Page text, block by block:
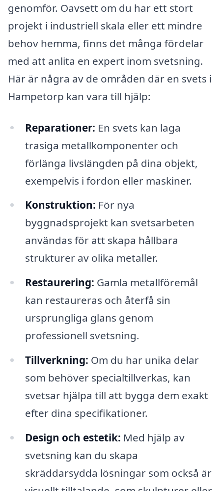
genomför. Oavsett om du har ett stort
projekt i industriell skala eller ett mindre
behov hemma, finns det många fördelar
med att anlita en expert inom svetsning.
Här är några av de områden där en svets i
Hampetorp kan vara till hjälp:
Reparationer: En svets kan laga
trasiga metallkomponenter och
förlänga livslängden på dina objekt,
exempelvis i fordon eller maskiner.
Konstruktion: För nya
byggnadsprojekt kan svetsarbeten
användas för att skapa hållbara
strukturer av olika metaller.
Restaurering: Gamla metallföremål
kan restaureras och återfå sin
ursprungliga glans genom
professionell svetsning.
Tillverkning: Om du har unika delar
som behöver specialtillverkas, kan
svetsar hjälpa till att bygga dem exakt
efter dina specifikationer.
Design och estetik: Med hjälp av
svetsning kan du skapa
skräddarsydda lösningar som också är